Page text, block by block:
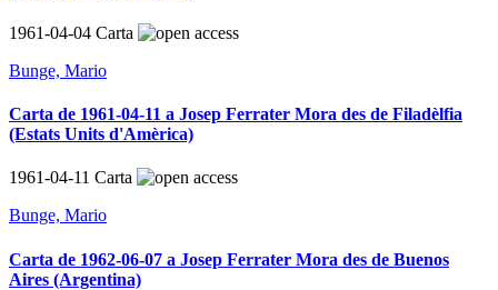
1961-04-04 Carta
Bunge, Mario
Carta de 1961-04-11 a Josep Ferrater Mora des de Filadèlfia
(Estats Units d'Amèrica)
1961-04-11 Carta
Bunge, Mario
Carta de 1962-06-07 a Josep Ferrater Mora des de Buenos
Aires (Argentina)